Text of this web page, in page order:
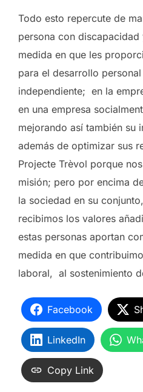
Todo esto repercute de
persona con discapacidad
medida en que les
para el desarrollo
independiente; en la
en una empresa
mejorando así también su
además de optimizar sus
Projecte Trèvol porque
misión; pero por encima
la sociedad en su
recibimos los valores
estas personas aportan
medida en que
laboral, al sostenimiento
Facebook
LinkedIn
Copy Link